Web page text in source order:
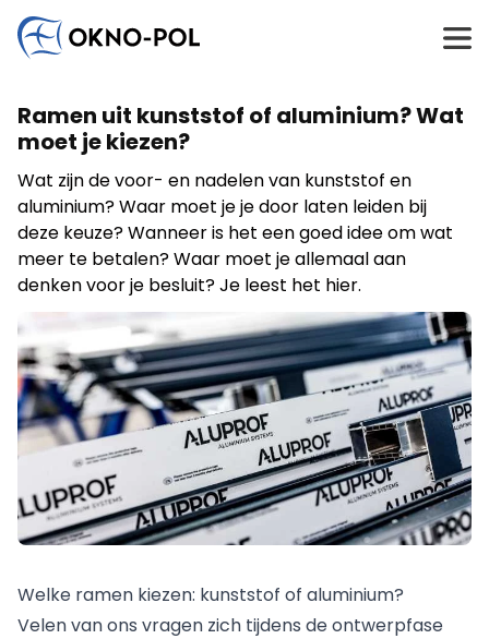
personaliseren, sociale mediafuncties aan te bieden en
het verkeer op onze website te analyseren. Wij delen
informatie over uw gebruik van onze website met onze
sociale media-, advertentie- en analydepartners. Deze
partners kunnen deze informatie combineren met
andere gegevens die zij van u hebben ontvangen of
hebben verzameld tijdens uw gebruik van hun diensten.
Marketing
Marketingcookies worden gebruikt om gebruikers op
websites te volgen. Het doel is om advertenties weer te
geven die relevant en interessant zijn voor individuele
gebruikers en daarmee waardevoller zijn voor uitgevers
en adverteerders van derden.
Essentieel
Essentiële cookies zijn cruciaal voor de
correct werken zonder deze cookies. Deze cookies slaan
geen persoonlijk identificeerbare gegevens op.
Schrijf ons
vragen?
mogelijk reageren.
Aannemingsbedrijf Bouwbedrijf
Montagebedrijf
Anders
Ramen uit kunststof of aluminium? Wat
moet je kiezen?
Wat zijn de voor- en nadelen van kunststof en
aluminium? Waar moet je je door laten leiden bij
deze keuze? Wanneer is het een goed idee om wat
meer te betalen? Waar moet je allemaal aan
denken voor je besluit? Je leest het hier.
Welke ramen kiezen: kunststof of aluminium?
Velen van ons vragen zich tijdens de ontwerpfase